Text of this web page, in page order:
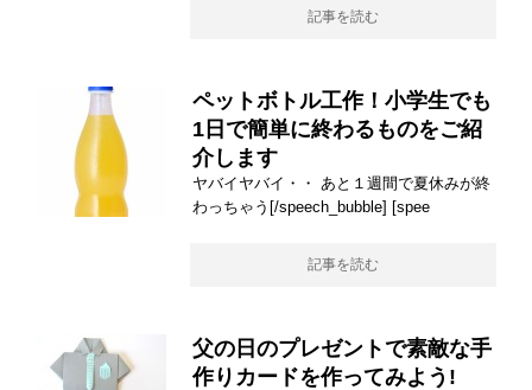
記事を読む
ペットボトル工作！小学生でも
1日で簡単に終わるものをご紹
介します
ヤバイヤバイ・・ あと１週間で夏休みが終
わっちゃう[/speech_bubble] [spee
記事を読む
父の日のプレゼントで素敵な手
作りカードを作ってみよう!